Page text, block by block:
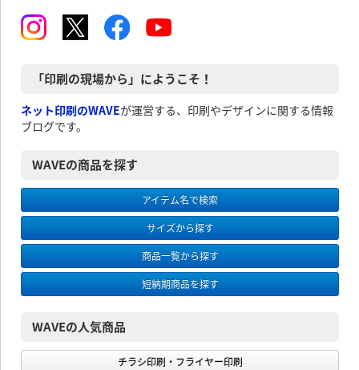
「印刷の現場から」にようこそ！
ネット印刷のWAVEが運営する、印刷やデザインに関する情報
ブログです。
WAVEの商品を探す
アイテム名で検索
サイズから探す
商品一覧から探す
短納期商品を探す
WAVEの人気商品
チラシ印刷・フライヤー印刷